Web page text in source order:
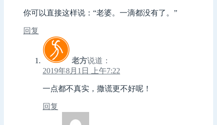
你可以直接这样说：“老婆。一滴都没有了。”
回复
老方说道：
2019年8月1日 上午7:22
一点都不真实，撒谎更不好呢！
回复